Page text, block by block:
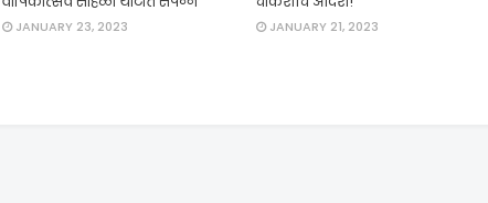
JANUARY 23, 2023 JANUARY 21, 2023